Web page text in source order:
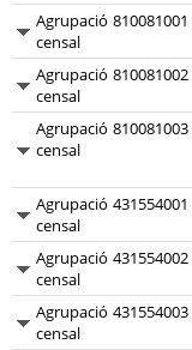
Agrupació
censal
810081001
Agrupació
censal
810081002
Agrupació
censal
810081003
Agrupació
censal
431554001
Agrupació
censal
431554002
Agrupació
censal
431554003